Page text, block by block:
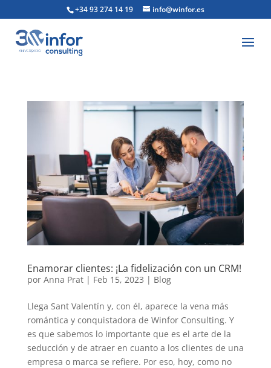
+34 93 274 14 19 info@winfor.es
Enamorar clientes: ¡La fidelización con un CRM!
por Anna Prat| Feb 15, 2023 | Blog
Llega Sant Valentín y, con él, aparece la vena más
romántica y conquistadora de Winfor Consulting. Y
es que sabemos lo importante que es el arte de la
seducción y de atraer en cuanto a los clientes de una
empresa o marca se refiere. Por eso, hoy, como no